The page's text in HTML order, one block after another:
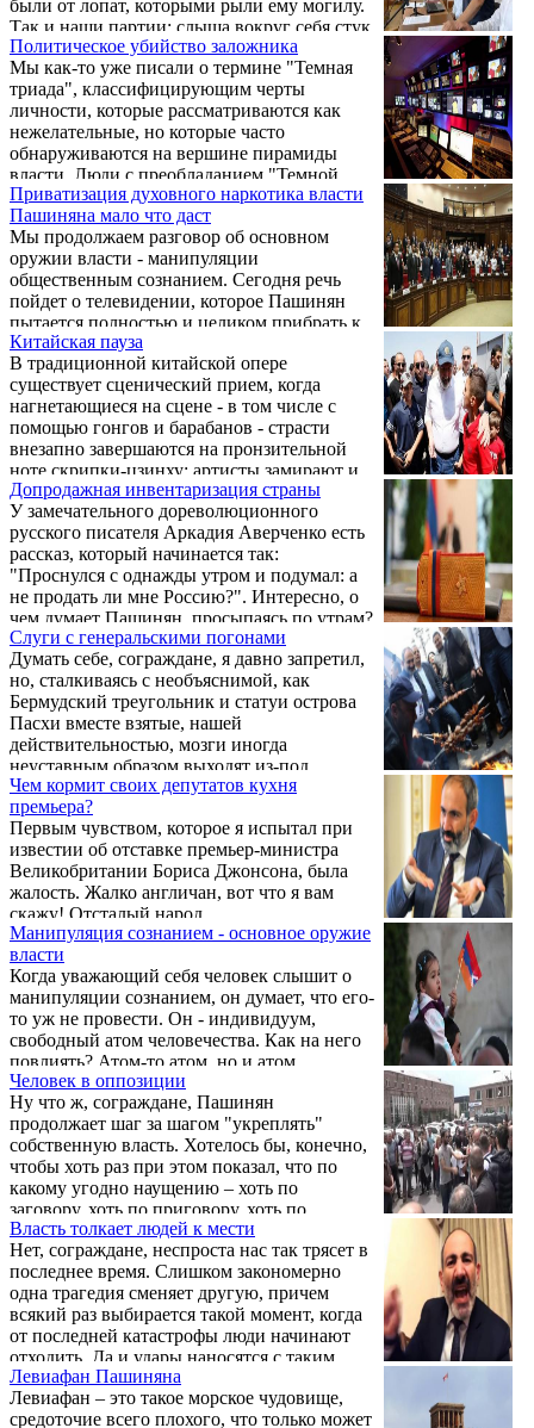
были от лопат, которыми рыли ему могилу.
Так и наши партии: слыша вокруг себя стук
и звон, они думают, что вокруг бешеными
темпами идет строительство бастиона
демократии. И не знают, что это Пашинян
роет им могилу.
Политическое убийство заложника
Мы как-то уже писали о термине "Темная
триада", классифицирующим черты
личности, которые рассматриваются как
нежелательные, но которые часто
обнаруживаются на вершине пирамиды
власти. Люди с преобладанием "Темной
триады" демонстрируют высокие баллы в
трех измерениях: нарциссической
самовлюбленности, вероломстве и
психопатической импульсивности. Этот
триумвират делает их ориентированными
на самих себя, агрессивными и
безразличными к бедам других.
Приватизация духовного наркотика власти
Пашиняна мало что даст
Мы продолжаем разговор об основном
оружии власти - манипуляции
общественным сознанием. Сегодня речь
пойдет о телевидении, которое Пашинян
пытается полностью и целиком прибрать к
своим рукам. Почему? Ответ очевиден.
Телепродукция, в представлении
Пашиняна, - это "товар" сродни духовному
наркотику. Его сторонник должен быть
зависим от провластных телеканалов,
поэтому гипнотизирующее воздействие
последних необходимо довести до такой
степени, чтобы человек частично утрачивал
свободу воли и проводил у ...
Китайская пауза
В традиционной китайской опере
существует сценический прием, когда
нагнетающиеся на сцене - в том числе с
помощью гонгов и барабанов - страсти
внезапно завершаются на пронзительной
ноте скрипки-цзинху; артисты замирают и
достаточно долго стоят неподвижно. Как
правило, этот спецэффект используется в
конце представления и означает: актеры
сказали все, что могли, и зрители должны
сами домыслить, чем закончится история.
Допродажная инвентаризация страны
У замечательного дореволюционного
русского писателя Аркадия Аверченко есть
рассказ, который начинается так:
"Проснулся с однажды утром и подумал: а
не продать ли мне Россию?". Интересно, о
чем думает Пашинян, просыпаясь по утрам?
Слуги с генеральскими погонами
Думать себе, сограждане, я давно запретил,
но, сталкиваясь с необъяснимой, как
Бермудский треугольник и статуи острова
Пасхи вместе взятые, нашей
действительностью, мозги иногда
неуставным образом выходят из-под
контроля. И вот какие мысли тогда
невольно приходят в голову.
Чем кормит своих депутатов кухня
премьера?
Первым чувством, которое я испытал при
известии об отставке премьер-министра
Великобритании Бориса Джонсона, была
жалость. Жалко англичан, вот что я вам
скажу! Отсталый народ.
Манипуляция сознанием - основное оружие
власти
Когда уважающий себя человек слышит о
манипуляции сознанием, он думает, что его-
то уж не провести. Он - индивидуум,
свободный атом человечества. Как на него
повлиять? Атом-то атом, но и атом
расщепить оказалось возможно, хотя само
слово "атом" означает "неделимый".
Человек в оппозиции
Ну что ж, сограждане, Пашинян
продолжает шаг за шагом "укреплять"
собственную власть. Хотелось бы, конечно,
чтобы хоть раз при этом показал, что по
какому угодно наущению – хоть по
заговору, хоть по приговору, хоть по
вдохновению – способен что-нибудь
сделать по-человечески. Но пока наш
фараончик выглядит как всегда до
неприличия смешным.
Власть толкает людей к мести
Нет, сограждане, неспроста нас так трясет в
последнее время. Слишком закономерно
одна трагедия сменяет другую, причем
всякий раз выбирается такой момент, когда
от последней катастрофы люди начинают
отходить. Да и удары наносятся с таким
расчетом, чтобы задеть побольнее как
можно больше людей. И кризисы эти, как
правило, рождает власть.
Левиафан Пашиняна
Левиафан – это такое морское чудовище,
средоточие всего плохого, что только может